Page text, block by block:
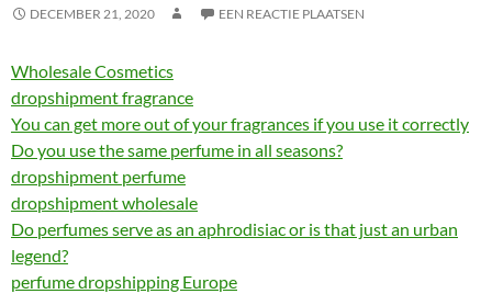
DECEMBER 21, 2020 EEN REACTIE PLAATSEN
Wholesale Cosmetics
dropshipment fragrance
You can get more out of your fragrances if you use it correctly
Do you use the same perfume in all seasons?
dropshipment perfume
dropshipment wholesale
Do perfumes serve as an aphrodisiac or is that just an urban
legend?
perfume dropshipping Europe